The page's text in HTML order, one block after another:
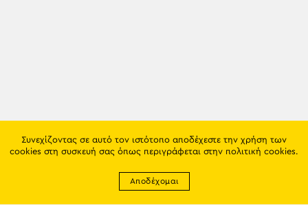
Συνεχίζοντας σε αυτό τον ιστότοπο αποδέχεστε την χρήση των
cookies στη συσκευή σας όπως περιγράφεται στην πολιτική cookies.
Αποδέχομαι